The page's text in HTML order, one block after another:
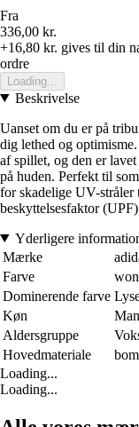
Fra
336,00 kr.
+16,80 kr. gives til din
ordre
Loading...
Beskrivelse
Uanset om du er på
dig lethed og
af spillet, og den er
på huden. Perfekt til
for skadelige UV-
beskyttelsesfaktor
Yderligere
Mærke
Farve
Dominerende farve
Køn
Aldersgruppe
Hovedmateriale
Loading...
Loading...